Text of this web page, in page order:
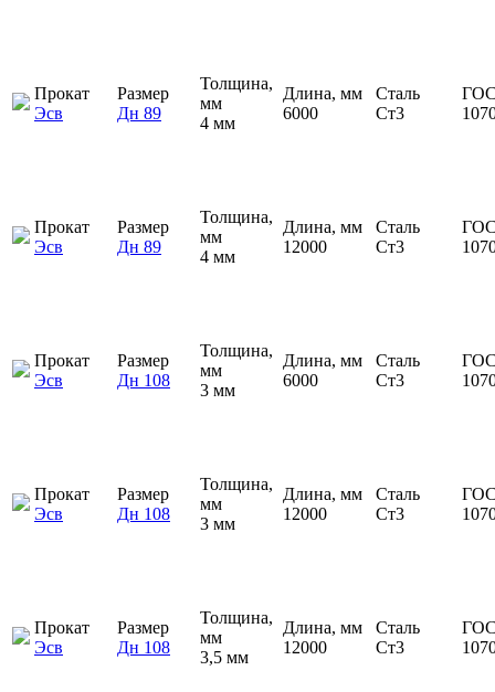
Прокат
Эсв
Размер
Дн 89
Толщина,
мм
4 мм
Длина, мм
6000
Сталь
Ст3
Прокат
Эсв
Размер
Дн 89
Толщина,
мм
4 мм
Длина, мм
12000
Сталь
Ст3
Прокат
Эсв
Размер
Дн 108
Толщина,
мм
3 мм
Длина, мм
6000
Сталь
Ст3
Прокат
Эсв
Размер
Дн 108
Толщина,
мм
3 мм
Длина, мм
12000
Сталь
Ст3
Прокат
Эсв
Размер
Дн 108
Толщина,
мм
3,5 мм
Длина, мм
12000
Сталь
Ст3